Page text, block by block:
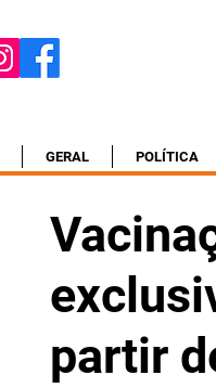
GERAL POLÍTICA
partir